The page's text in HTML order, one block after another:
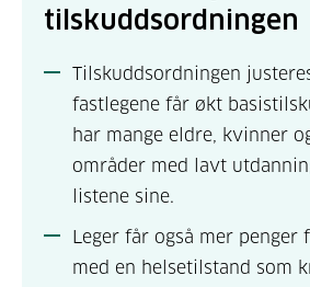
tilskuddsordningen
Tilskuddsordningen juster
fastlegene får økt
har mange eldre , kvinner
områder med
lavt
listene sine.
Leger får også mer penger
med en helsetilstand som